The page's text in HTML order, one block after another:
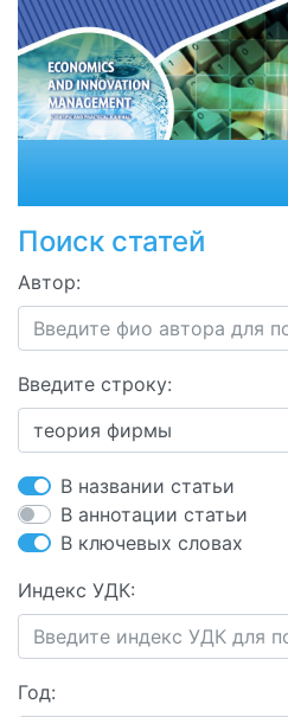
Поиск статей
Автор:
Введите строку:
В названии статьи
В аннотации статьи
В ключевых словах
Индекс УДК:
Год: